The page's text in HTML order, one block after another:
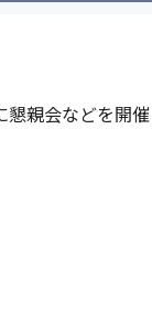
親会などを開